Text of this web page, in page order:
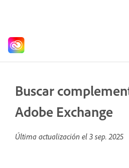
Buscar
Adobe Exchange
Última actualización el 3 sep. 2025